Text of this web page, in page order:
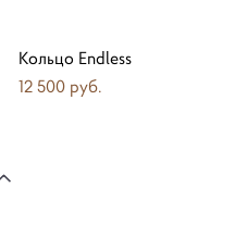
Кольцо Endless
12 500 pуб.